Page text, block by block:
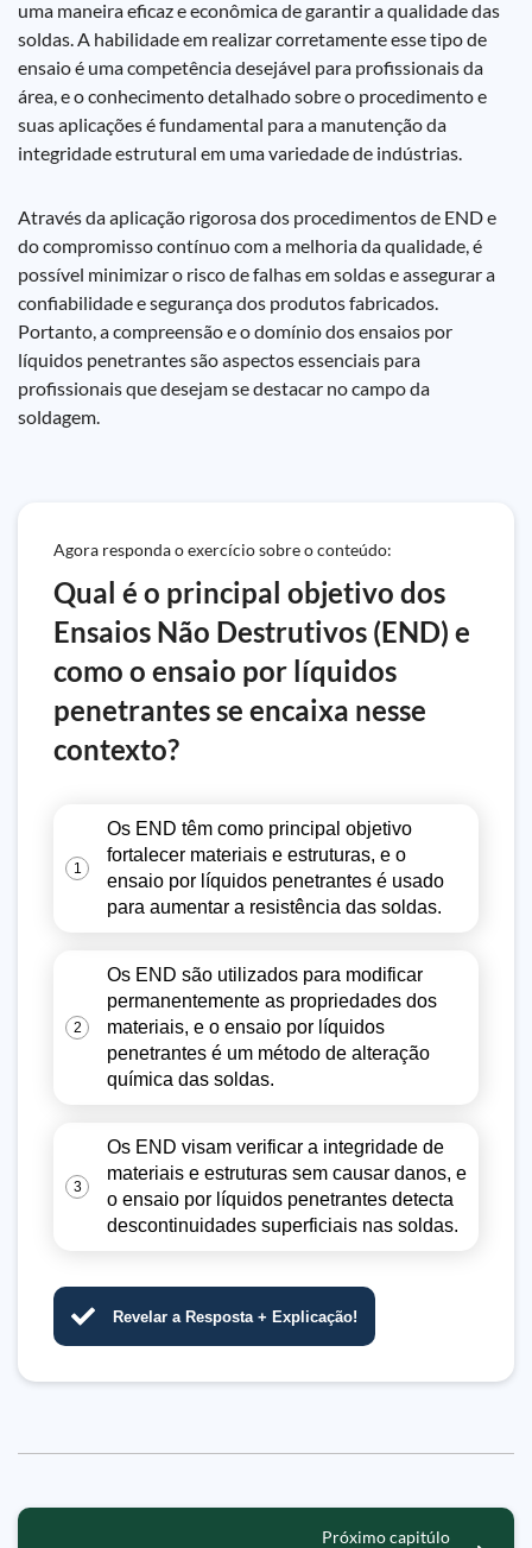
uma maneira eficaz e econômica de garantir a qualidade das
soldas. A habilidade em realizar corretamente esse tipo de
ensaio é uma competência desejável para profissionais da
área, e o conhecimento detalhado sobre o procedimento e
suas aplicações é fundamental para a manutenção da
integridade estrutural em uma variedade de indústrias.
Através da aplicação rigorosa dos procedimentos de END e
do compromisso contínuo com a melhoria da qualidade, é
possível minimizar o risco de falhas em soldas e assegurar a
confiabilidade e segurança dos produtos fabricados.
Portanto, a compreensão e o domínio dos ensaios por
líquidos penetrantes são aspectos essenciais para
profissionais que desejam se destacar no campo da
soldagem.
Agora responda o exercício sobre o conteúdo:
Qual é o principal objetivo dos
Ensaios Não Destrutivos (END) e
como o ensaio por líquidos
penetrantes se encaixa nesse
contexto?
1
Os END têm como principal objetivo
fortalecer materiais e estruturas, e o
ensaio por líquidos penetrantes é usado
para aumentar a resistência das soldas.
2
Os END são utilizados para modificar
permanentemente as propriedades dos
materiais, e o ensaio por líquidos
penetrantes é um método de alteração
química das soldas.
3
Os END visam verificar a integridade de
materiais e estruturas sem causar danos, e
o ensaio por líquidos penetrantes detecta
descontinuidades superficiais nas soldas.
Revelar a Resposta + Explicação!
Próximo capitúlo